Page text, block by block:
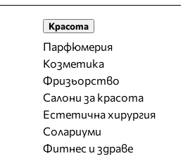
Красота
Парфюмерия
Козметика
Фризьорство
Салони за красота
Естетична хирургия
Солариуми
Фитнес и здраве